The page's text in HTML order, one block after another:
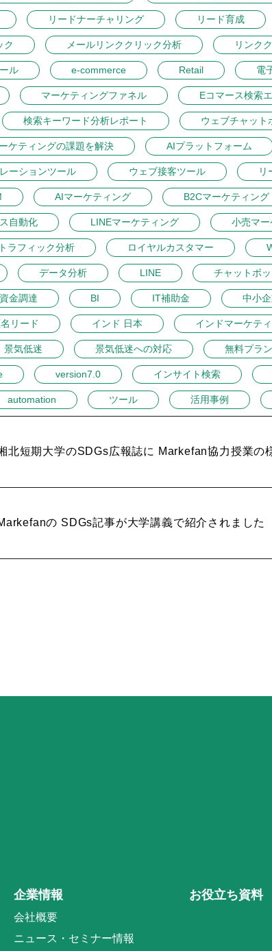
リードナーチャリング リード育成
ク メールリンククリック分析 リンク
ル e-commerce Retail 電
マーケティングファネル Eコマース検索
検索キーワード分析レポート ウェブチャット
ケティングの課題を解決 AIプラットフォーム
ーションツール ウェブ接客ツール リ
AIマーケティング B2Cマーケティング
自動化 LINEマーケティング 小売マ
トラフィック分析 ロイヤルカスタマー
データ分析 LINE チャットボ
資金調達 BI IT補助金 中小
リード インド 日本 インドマーケテ
景気低迷 景気低迷への対応 無料プラン
version7.0 インサイト検索
automation ツール 活用事例
北短期大学のSDGs広報誌に Markefan協力授業の
の SDGs記事が大学講義で紹介されました
企業情報
会社概要
ニュース・セミナー情報
お役立ち資料